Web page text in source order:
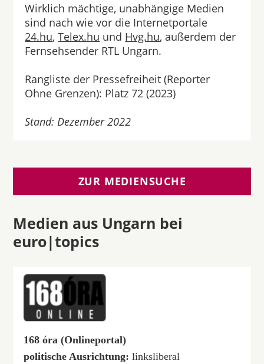
Wirklich mächtige, unabhängige Medien
sind nach wie vor die Internetportale
24.hu,Telex.hu und Hvg.hu, außerdem der
Fernsehsender RTL Ungarn.
Rangliste der Pressefreiheit (Reporter
Ohne Grenzen): Platz 72 (2023)
Stand: Dezember 2022
ZUR MEDIENSUCHE
Medien aus Ungarn bei
euro|topics
168 óra (Onlineportal)
politische Ausrichtung: linksliberal